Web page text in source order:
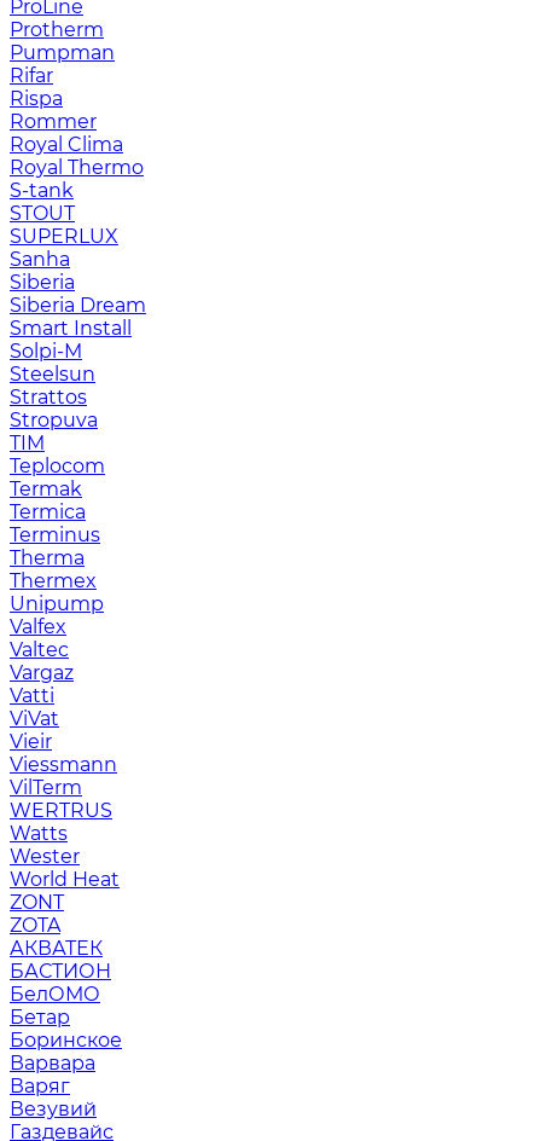
ProLine
Protherm
Pumpman
Rifar
Rispa
Rommer
Royal Clima
Royal Thermo
S-tank
STOUT
SUPERLUX
Sanha
Siberia
Siberia Dream
Smart Install
Solpi-M
Steelsun
Strattos
Stropuva
TIM
Teplocom
Termak
Termica
Terminus
Therma
Thermex
Unipump
Valfex
Valtec
Vargaz
Vatti
ViVat
Vieir
Viessmann
VilTerm
WERTRUS
Watts
Wester
World Heat
ZONT
ZOTA
АКВАТЕК
БАСТИОН
БелОМО
Бетар
Боринское
Варвара
Варяг
Везувий
Газдевайс